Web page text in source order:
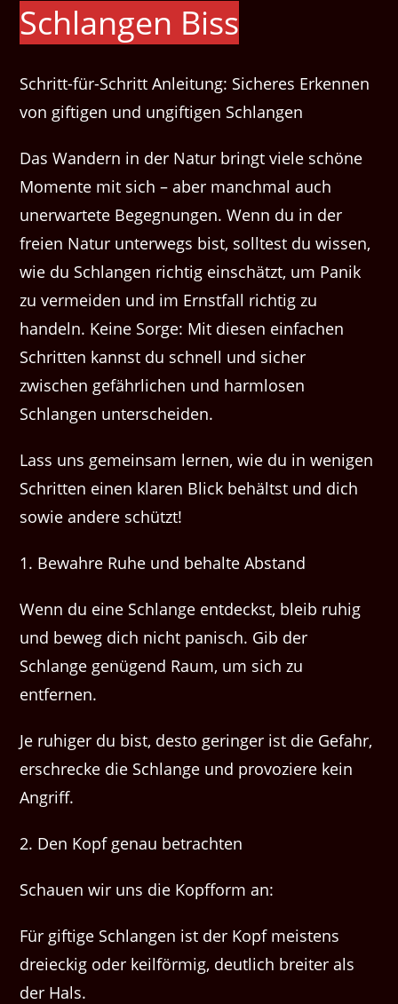
Schlangen Biss
Schritt-für-Schritt Anleitung: Sicheres Erkennen
von giftigen und ungiftigen Schlangen
Das Wandern in der Natur bringt viele schöne
Momente mit sich – aber manchmal auch
unerwartete Begegnungen. Wenn du in der
freien Natur unterwegs bist, solltest du wissen,
wie du Schlangen richtig einschätzt, um Panik
zu vermeiden und im Ernstfall richtig zu
handeln. Keine Sorge: Mit diesen einfachen
Schritten kannst du schnell und sicher
zwischen gefährlichen und harmlosen
Schlangen unterscheiden.
Lass uns gemeinsam lernen, wie du in wenigen
Schritten einen klaren Blick behältst und dich
sowie andere schützt!
1. Bewahre Ruhe und behalte Abstand
Wenn du eine Schlange entdeckst, bleib ruhig
und beweg dich nicht panisch. Gib der
Schlange genügend Raum, um sich zu
entfernen.
Je ruhiger du bist, desto geringer ist die Gefahr,
erschrecke die Schlange und provoziere kein
Angriff.
2. Den Kopf genau betrachten
Schauen wir uns die Kopfform an:
Für giftige Schlangen ist der Kopf meistens
dreieckig oder keilförmig, deutlich breiter als
der Hals.